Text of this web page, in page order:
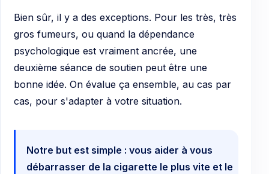
Bien sûr, il y a des exceptions. Pour les très, très
gros fumeurs, ou quand la dépendance
psychologique est vraiment ancrée, une
deuxième séance de soutien peut être une
bonne idée. On évalue ça ensemble, au cas par
cas, pour s'adapter à votre situation.
Notre but est simple : vous aider à vous
débarrasser de la cigarette le plus vite et le